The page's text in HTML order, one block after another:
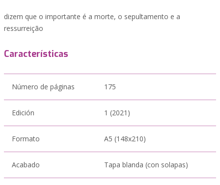
dizem que o importante é a morte, o sepultamento e a
ressurreição
Características
Número de páginas 175
Edición 1 (2021)
Formato A5 (148x210)
Acabado Tapa blanda (con solapas)